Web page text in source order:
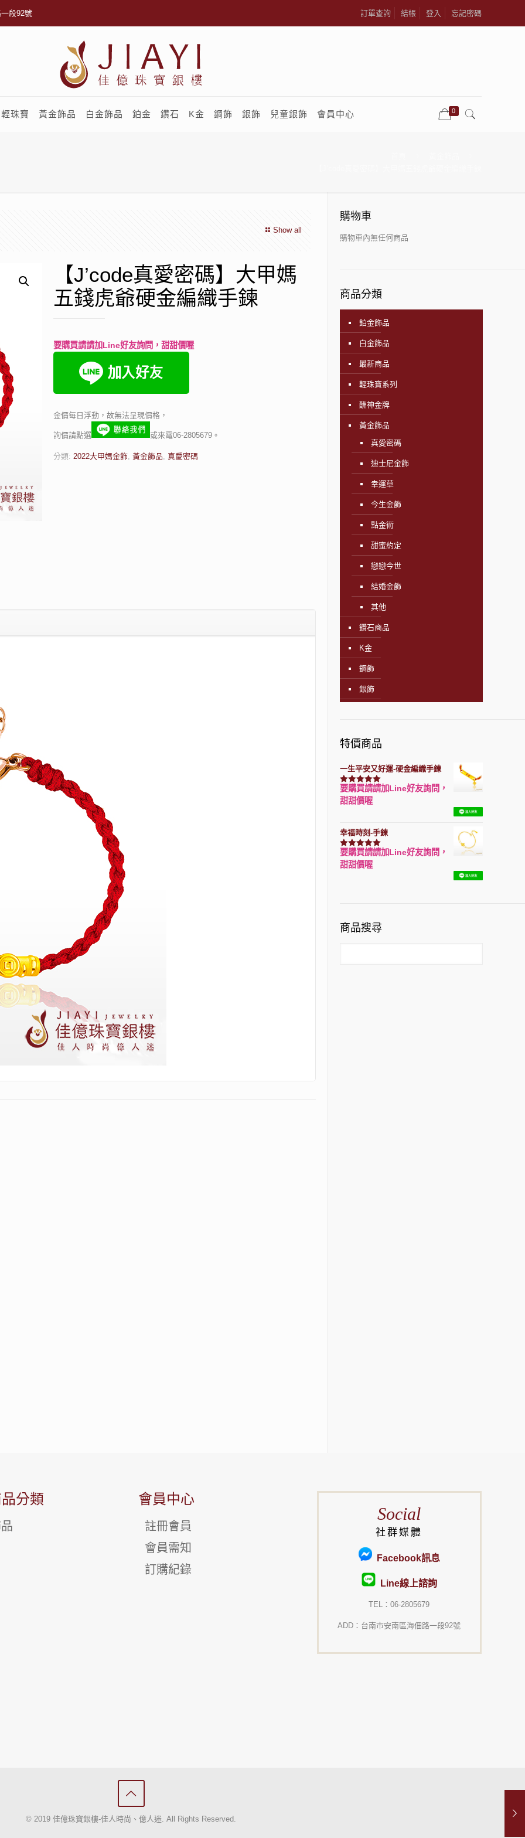
段92號 訂單查詢 結帳 登入 忘記密碼
輕珠寶 黃金飾品 白金飾品 鉑金 鑽石 K金 鋼飾 銀飾 兒童銀飾 會員中心 0
Show all
【J’code真愛密碼】大甲媽
五錢虎爺硬金編織手鍊
要購買請請加Line好友詢問，甜甜價喔
金價每日浮動，故無法呈現價格，
詢價請點選 或來電06-2805679。
分類: 2022大甲媽金飾, 黃金飾品, 真愛密碼
購物車
購物車內無任何商品
商品分類
鉑金飾品
白金飾品
最新商品
輕珠寶系列
酬神金牌
黃金飾品
真愛密碼
迪士尼金飾
幸運草
今生金飾
點金術
甜蜜約定
戀戀今世
結婚金飾
其他
鑽石商品
K金
鋼飾
銀飾
特價商品
一生平安又好運-硬金編織手鍊
評分7740滿分 5
要購買請請加Line好友詢問，
甜甜價喔
幸福時刻-手鍊
評分3150滿分 5
要購買請請加Line好友詢問，
甜甜價喔
商品搜尋
分類 會員中心
註冊會員
會員需知
訂購紀錄
Social
社群媒體
Facebook訊息
Line線上諮詢
TEL：06-2805679
ADD：台南市安南區海佃路一段92號
© 2019 佳億珠寶銀樓-佳人時尚、億人迷. All Rights Reserved.